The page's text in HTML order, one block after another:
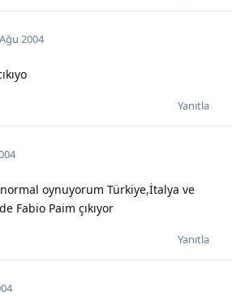
2004
Yanıtla
oynuyorum Türkiye,İtalya ve
Fabio Paim çıkıyor
Yanıtla